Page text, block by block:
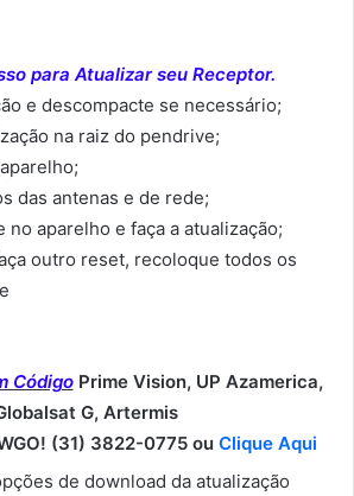
para Atualizar seu Receptor.
e descompacte se necessário;
na raiz do pendrive;
das antenas e de rede;
aparelho e faça a atualização;
outro reset, recoloque todos os
Código Prime Vision, UP Azamerica,
G, Artermis
(31) 3822-0775 ou Clique Aqui
de download da atualização